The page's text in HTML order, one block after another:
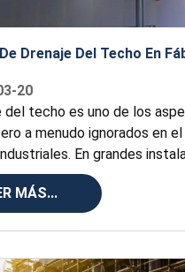
Drenaje Del Techo En
20
del techo es uno de los
a menudo ignorados en
En grandes
MÁS...